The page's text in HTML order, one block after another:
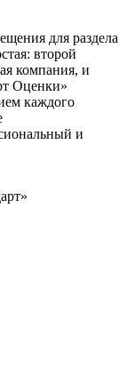
для раздела
второй
компания, и
Оценки»
каждого
и